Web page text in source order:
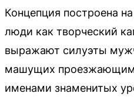
Концепция построена
люди как творческий
выражают силуэты
машущих
именами знаменитых